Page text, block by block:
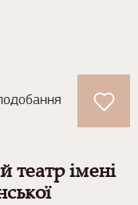
імені